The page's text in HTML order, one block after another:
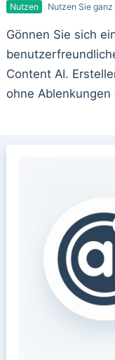
Nutzen Nutzen Sie
Gönnen Sie sich
Content AI.
ohne Ablenkungen